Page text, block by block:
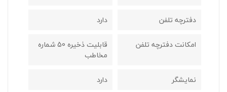
دفترچه تلفن
دارد
امکانت دفترچه تلفن
قابلیت ذخیره 50 شماره
مخاطب
نمایشگر
دارد